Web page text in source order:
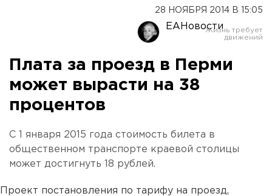
28 НОЯБРЯ 2014 В 15:05
ЕАНовости
Плата за проезд в Перми
может вырасти на 38
процентов
С 1 января 2015 года стоимость билета в
общественном транспорте краевой столицы
может достигнуть 18 рублей.
Проект постановления по тарифу на проезд,